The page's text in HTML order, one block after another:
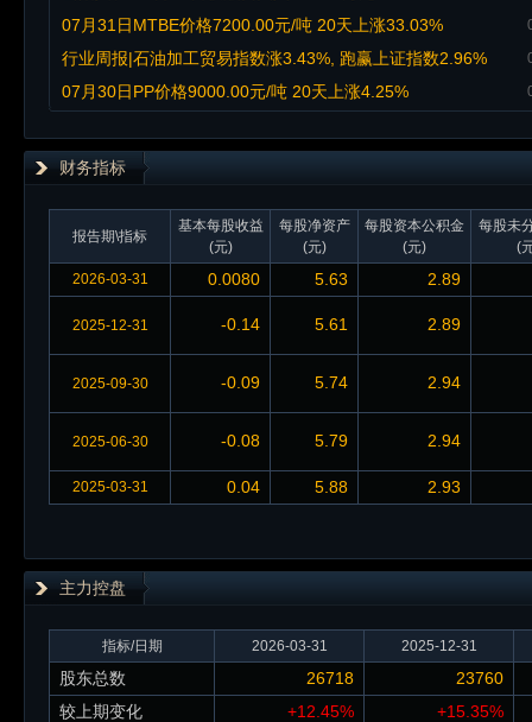
07月31日MTBE价格7200.00元/吨 20天上涨33.03%
行业周报|石油加工贸易指数涨3.43%, 跑赢上证指数2.96%
07月30日PP价格9000.00元/吨 20天上涨4.25%
财务指标
报告期\指标
基本每股收益
(元)
每股净资产
(元)
每股资本公积金
(元)
每股未
(
2026-03-31
0.0080 5.63 2.89
2025-12-31 -0.14 5.61 2.89
2025-09-30 -0.09 5.74 2.94
2025-06-30 -0.08 5.79 2.94
2025-03-31 0.04 5.88 2.93
主力控盘
指标/日期 2026-03-31 2025-12-31
股东总数 26718
23760
较上期变化
+12.45% +15.35%